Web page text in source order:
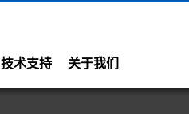
技术支持 关于我们